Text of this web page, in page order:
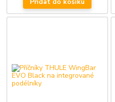
Přidat do košíku